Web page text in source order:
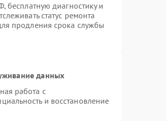
бесплатную диагностику и
статус ремонта
продления срока службы
данных
работа с
и восстановление